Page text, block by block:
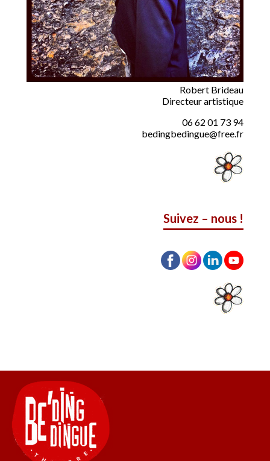
Robert Brideau
Directeur artistique
06 62 01 73 94
bedingbedingue@free.fr
Suivez – nous !